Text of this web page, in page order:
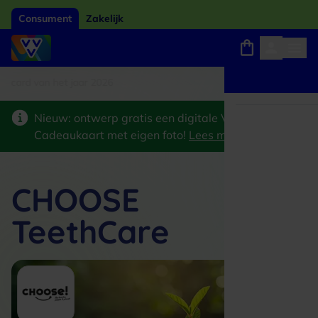
Consument Zakelijk
Nieuw: ontwerp gratis een digitale VVV
Cadeaukaart met eigen foto! Lees meer
CHOOSE
TeethCare